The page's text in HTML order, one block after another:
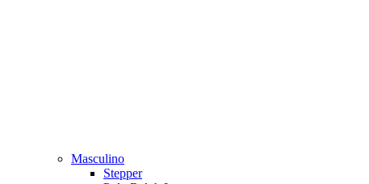
Masculino
Stepper